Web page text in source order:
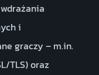
i
graczy – m.in.
TLS) oraz